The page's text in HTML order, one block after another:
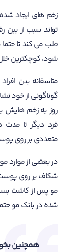
زخم های ایجاد
تواند سبب از بین
طلب می کند تا
شود، کوچکترین
متاسفانه بدن
گوناگونی از خود
روز به زخم هایش
فرد دیگر تا
متعددی بر روی
در بعضی از موارد
شکاف بر روی
مو پس از کاشت
شده در بانک مو
همچنین